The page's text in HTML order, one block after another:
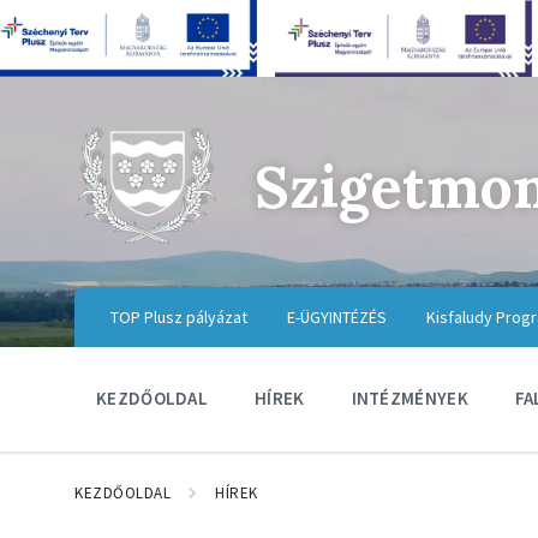
TOP Plusz pályázat E-ÜGYINTÉZÉS Kisfaludy
KEZDŐOLDAL HÍREK INTÉZMÉNYEK
KEZDŐOLDAL HÍREK